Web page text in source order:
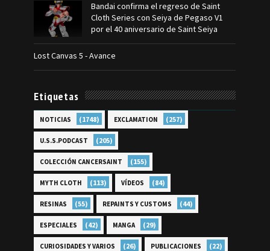
Bandai confirma el regreso de Saint
Cloth Series con Seiya de Pegaso V1
por el 40 aniversario de Saint Seiya
Lost Canvas 5 - Avance
Etiquetas
NOTICIAS (1748) EXCLAMATION (257)
U.S.S.PODCAST (205)
COLECCIÓN CANCERSAINT (155)
MYTH CLOTH (113) VÍDEOS (84)
RESINAS (55) REPAINTS Y CUSTOMS (44)
ESPECIALES (42) MANGA (29)
CURIOSIDADES Y VARIOS (26) PUBLICACIONES (22)